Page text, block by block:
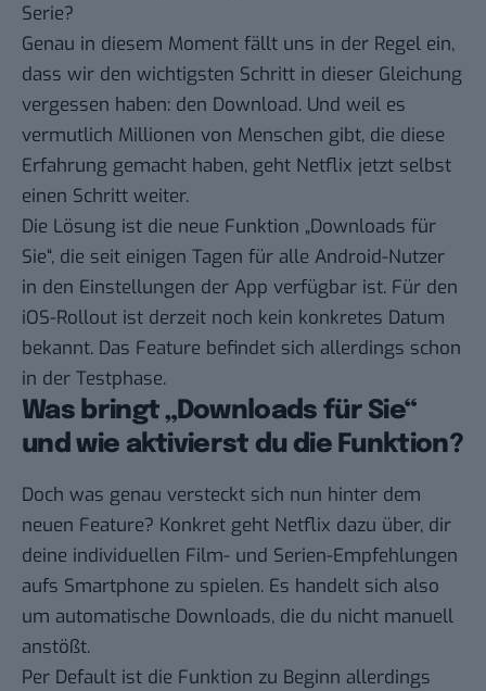
Serie?
Genau in diesem Moment fällt uns in der Regel ein,
dass wir den wichtigsten Schritt in dieser Gleichung
vergessen haben: den Download. Und weil es
vermutlich Millionen von Menschen gibt, die diese
Erfahrung gemacht haben, geht Netflix jetzt selbst
einen Schritt weiter.
Die Lösung ist die neue Funktion „Downloads für
Sie“, die seit einigen Tagen für alle Android-Nutzer
in den Einstellungen der App verfügbar ist. Für den
iOS-Rollout ist derzeit noch kein konkretes Datum
bekannt. Das Feature befindet sich allerdings schon
in der Testphase.
Was bringt „Downloads für Sie“
und wie aktivierst du die Funktion?
Doch was genau versteckt sich nun hinter dem
neuen Feature? Konkret geht Netflix dazu über, dir
deine individuellen Film- und Serien-Empfehlungen
aufs Smartphone zu spielen. Es handelt sich also
um automatische Downloads, die du nicht manuell
anstößt.
Per Default ist die Funktion zu Beginn allerdings